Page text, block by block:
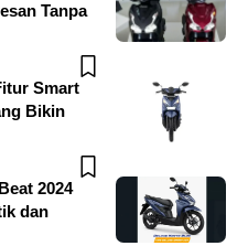
Tanpa
Smart
Bikin
2024
dan